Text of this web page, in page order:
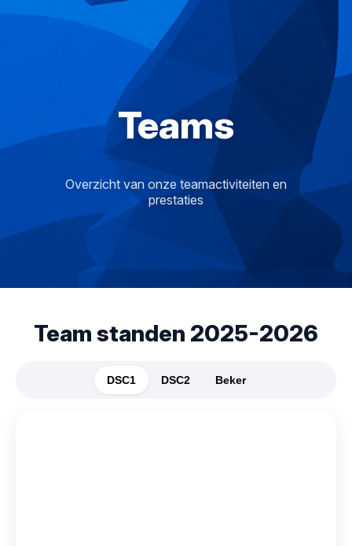
Teams
Overzicht van onze teamactiviteiten en
prestaties
Team standen 2025-2026
DSC1 DSC2 Beker